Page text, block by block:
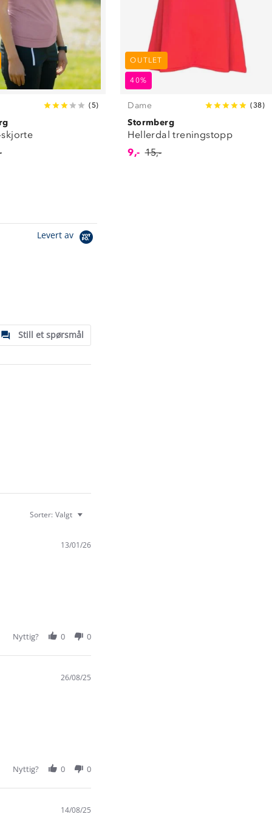
(5)
OUTLET
40%
Dame (38)
Stormberg
Hellerdal treningstopp
9,- 15,-
Levert av
Still et spørsmål
Sorter: Valgt
13/01/26
Nyttig? 0 0
26/08/25
Nyttig? 0 0
14/08/25